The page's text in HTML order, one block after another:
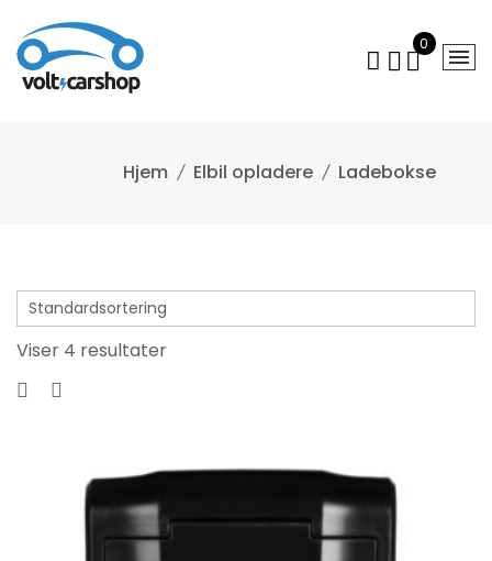
indhold
0
Elbil opladere Ladebokse
Viser 4 resultater